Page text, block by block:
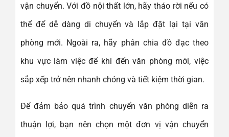
vận chuyển. Với đồ nội thất lớn, hãy tháo rời nếu có
thể để dễ dàng di chuyển và lắp đặt lại tại văn
phòng mới. Ngoài ra, hãy phân chia đồ đạc theo
khu vực làm việc để khi đến văn phòng mới, việc
sắp xếp trở nên nhanh chóng và tiết kiệm thời gian.
Để đảm bảo quá trình chuyển văn phòng diễn ra
thuận lợi, bạn nên chọn một đơn vị vận chuyển